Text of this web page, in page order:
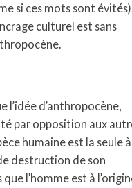
si ces mots sont
culturel est sans
l’idée d’anthropocène,
par opposition aux
humaine est la seule à
destruction de son
l’homme est à